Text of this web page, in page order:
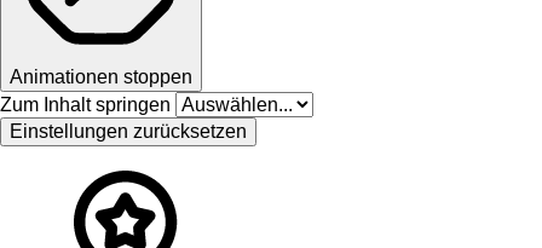
Animationen stoppen
Zum Inhalt springen
Einstellungen zurücksetzen